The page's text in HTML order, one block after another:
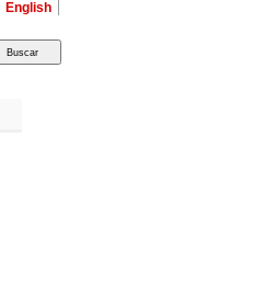
English